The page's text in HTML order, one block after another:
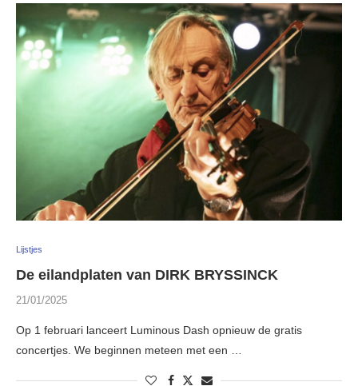
Lijstjes
De eilandplaten van DIRK BRYSSINCK
21/01/2025
Op 1 februari lanceert Luminous Dash opnieuw de gratis
concertjes. We beginnen meteen met een …